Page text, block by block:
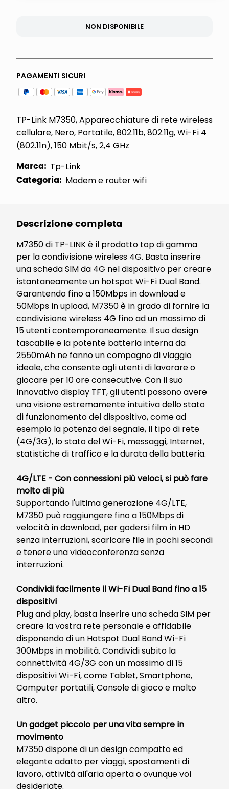
NON DISPONIBILE
PAGAMENTI SICURI
TP-Link M7350, Apparecchiature di rete wireless
cellulare, Nero, Portatile, 802.11b, 802.11g, Wi-Fi 4
(802.11n), 150 Mbit/s, 2,4 GHz
Marca: Tp-Link
Categoria: Modem e router wifi
Descrizione completa
M7350 di TP-LINK è il prodotto top di gamma
per la condivisione wireless 4G. Basta inserire
una scheda SIM da 4G nel dispositivo per creare
istantaneamente un hotspot Wi-Fi Dual Band.
Garantendo fino a 150Mbps in download e
50Mbps in upload, M7350 è in grado di fornire la
condivisione wireless 4G fino ad un massimo di
15 utenti contemporaneamente. Il suo design
tascabile e la potente batteria interna da
2550mAh ne fanno un compagno di viaggio
ideale, che consente agli utenti di lavorare o
giocare per 10 ore consecutive. Con il suo
innovativo display TFT, gli utenti possono avere
una visione estremamente intuitiva dello stato
di funzionamento del dispositivo, come ad
esempio la potenza del segnale, il tipo di rete
(4G/3G), lo stato del Wi-Fi, messaggi, Internet,
statistiche di traffico e la durata della batteria.
4G/LTE - Con connessioni più veloci, si può fare
molto di più
Supportando l'ultima generazione 4G/LTE,
M7350 può raggiungere fino a 150Mbps di
velocità in download, per godersi film in HD
senza interruzioni, scaricare file in pochi secondi
e tenere una videoconferenza senza
interruzioni.
Condividi facilmente il Wi-Fi Dual Band fino a 15
dispositivi
Plug and play, basta inserire una scheda SIM per
creare la vostra rete personale e affidabile
disponendo di un Hotspot Dual Band Wi-Fi
300Mbps in mobilità. Condividi subito la
connettività 4G/3G con un massimo di 15
dispositivi Wi-Fi, come Tablet, Smartphone,
Computer portatili, Console di gioco e molto
altro.
Un gadget piccolo per una vita sempre in
movimento
M7350 dispone di un design compatto ed
elegante adatto per viaggi, spostamenti di
lavoro, attività all'aria aperta o ovunque voi
desideriate.